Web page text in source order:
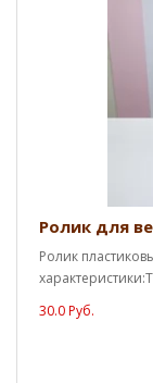
Ролик для
Ролик
30.0 Руб.